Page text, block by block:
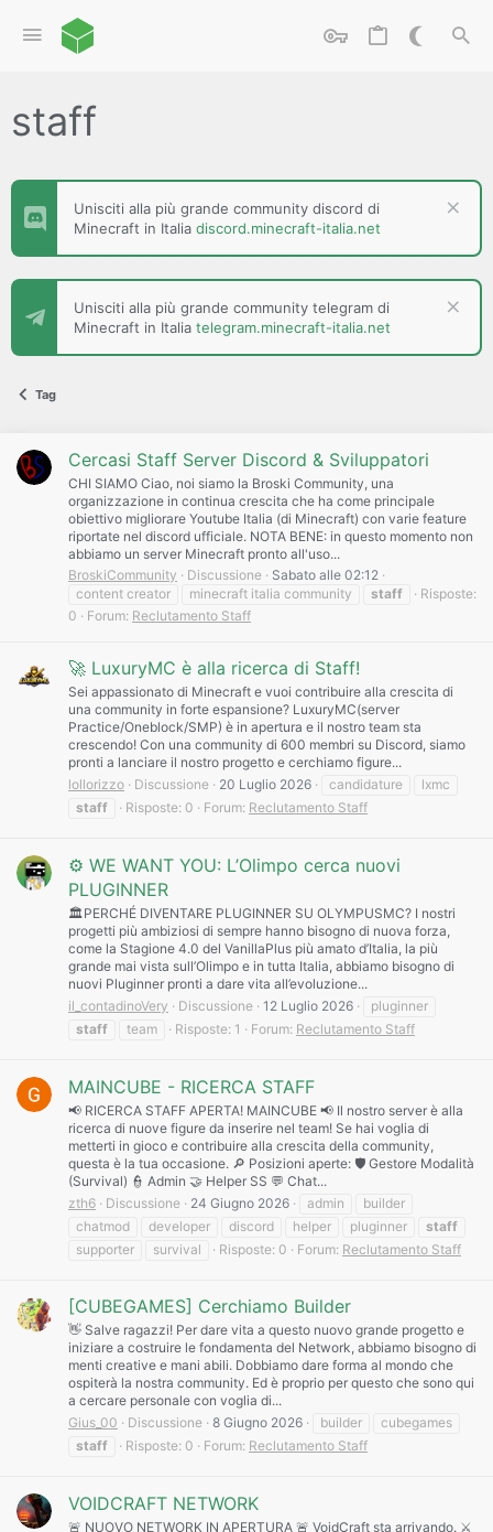
staff
Unisciti alla più grande community discord di
Minecraft in Italia discord.minecraft-italia.net
Unisciti alla più grande community telegram di
Minecraft in Italia telegram.minecraft-italia.net
Tag
Cercasi Staff Server Discord & Sviluppatori
CHI SIAMO Ciao, noi siamo la Broski Community, una
organizzazione in continua crescita che ha come principale
obiettivo migliorare Youtube Italia (di Minecraft) con varie feature
riportate nel discord ufficiale. NOTA BENE: in questo momento non
abbiamo un server Minecraft pronto all'uso...
BroskiCommunity
Discussione
Sabato alle 02:12
content creator
minecraft italia community staff
Risposte:
0
Forum: Reclutamento Staff
🚀 LuxuryMC è alla ricerca di Staff!
Sei appassionato di Minecraft e vuoi contribuire alla crescita di
una community in forte espansione? LuxuryMC(server
Practice/Oneblock/SMP) è in apertura e il nostro team sta
crescendo! Con una community di 600 membri su Discord, siamo
pronti a lanciare il nostro progetto e cerchiamo figure...
lollorizzo
Discussione 20 Luglio 2026 candidature
lxmc
staff
Risposte: 0 Forum: Reclutamento Staff
⚙️ WE WANT YOU: L’Olimpo cerca nuovi
PLUGINNER
🏛️PERCHÉ DIVENTARE PLUGINNER SU OLYMPUSMC? I nostri
progetti più ambiziosi di sempre hanno bisogno di nuova forza,
come la Stagione 4.0 del VanillaPlus più amato d’Italia, la più
grande mai vista sull’Olimpo e in tutta Italia, abbiamo bisogno di
nuovi Pluginner pronti a dare vita all’evoluzione...
il_contadinoVery
Discussione 12 Luglio 2026
pluginner
staff
team Risposte: 1 Forum: Reclutamento Staff
MAINCUBE - RICERCA STAFF
📢 RICERCA STAFF APERTA! MAINCUBE 📢 Il nostro server è alla
ricerca di nuove figure da inserire nel team! Se hai voglia di
metterti in gioco e contribuire alla crescita della community,
questa è la tua occasione. 🔎 Posizioni aperte: 🛡️ Gestore Modalità
(Survival) 👮 Admin 🤝 Helper SS 💬 Chat...
zth6
Discussione 24 Giugno 2026 admin
builder
chatmod
developer discord helper pluginner
staff
supporter
survival Risposte: 0 Forum: Reclutamento Staff
[CUBEGAMES] Cerchiamo Builder
👋 Salve ragazzi! Per dare vita a questo nuovo grande progetto e
iniziare a costruire le fondamenta del Network, abbiamo bisogno di
menti creative e mani abili. Dobbiamo dare forma al mondo che
ospiterà la nostra community. Ed è proprio per questo che sono qui
a cercare personale con voglia di...
Gius_00
Discussione 8 Giugno 2026 builder
cubegames
staff
Risposte: 0 Forum: Reclutamento Staff
VOIDCRAFT NETWORK
🚨 NUOVO NETWORK IN APERTURA 🚨 VoidCraft sta arrivando. ⚔️